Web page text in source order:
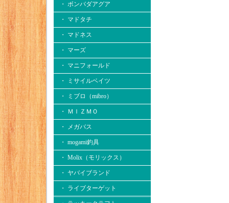
・ ボンバダアグア
・ マドタチ
・ マドネス
・ マーズ
・ マニフォールド
・ ミサイルベイツ
・ ミブロ（mibro）
・ ＭＩＺＭＯ
・ メガバス
・ mogami釣具
・ Molix（モリックス）
・ ヤバイブランド
・ ライブターゲット